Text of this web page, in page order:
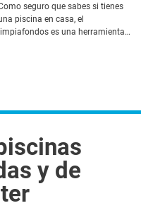
seguro que sabes si tienes
piscina en casa, el
limpiafondos es una herramienta…
y de